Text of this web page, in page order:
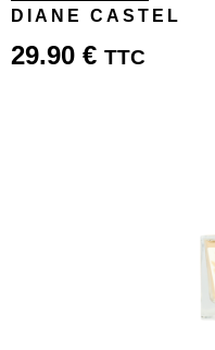
DIANE CASTEL
29.90 € TTC